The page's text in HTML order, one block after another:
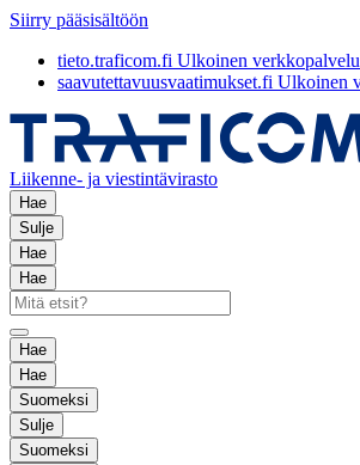
Siirry pääsisältöön
tieto.traficom.fi Ulkoinen
saavutettavuusvaatimukset.fi Ulkoinen
Liikenne- ja viestintävirasto
Hae
Sulje
Hae
Hae
Hae
Hae
Suomeksi
Sulje
Suomeksi